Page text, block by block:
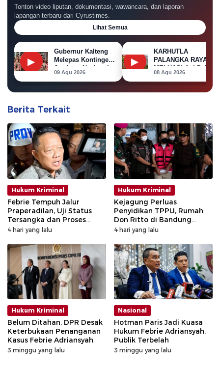
Tonton video liputan, dokumentasi, wawancara, dan laporan
lapangan terbaru dari Cyrustimes.
Lihat Semua
▶
Gubernur Kalteng
Melepas Kontingen
Jambore Nasional
XII 2026
09 Agu 2026
▶
KARHUTLA
PALANGKA RAYA
MELUAS! Api Dekati
Permukiman, Rumah
di Jalan Kalibata
Terbakar
08 Agu 2026
Berita Terkait
Hukum Kriminal
Febrie Tempuh Jalur
Praperadilan, Uji Status
Tersangka dan Proses
Penyidikan
4 hari yang lalu
Hukum Kriminal
Kejagung Perluas
Penyidikan TPPU, Rumah
Don Ritto di Bandung
Digeledah
4 hari yang lalu
Hukum Kriminal
Belum Ditahan, DPR Desak
Keterbukaan Penanganan
Kasus Febrie Adriansyah
3 minggu yang lalu
Nasional
Hotman Paris Jadi Kuasa
Hukum Febrie Adriansyah,
Publik Terbelah
3 minggu yang lalu